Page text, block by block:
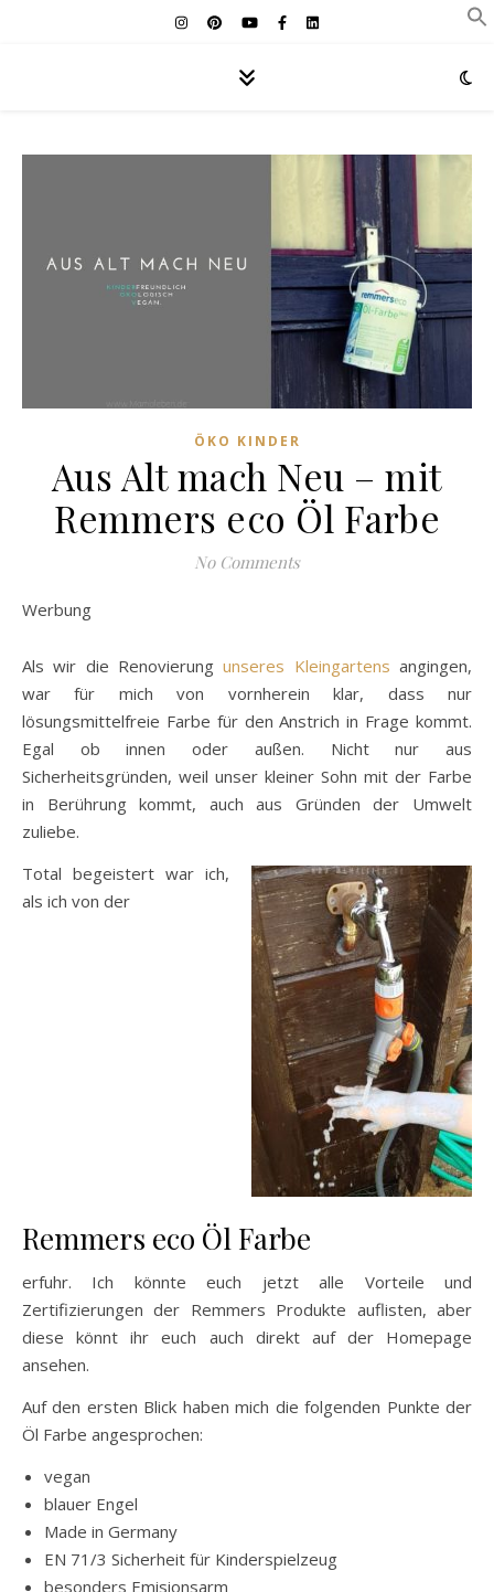
ÖKO KINDER
Aus Alt mach Neu – mit
Remmers eco Öl Farbe
No Comments
Werbung
Als wir die Renovierungunseres Kleingartens angingen,
war für mich von vornherein klar, dass nur
lösungsmittelfreie Farbe für den Anstrich in Frage kommt.
Egal ob innen oder außen. Nicht nur aus
Sicherheitsgründen, weil unser kleiner Sohn mit der Farbe
in Berührung kommt, auch aus Gründen der Umwelt
zuliebe.
Total begeistert war ich,
als ich von der
Remmers eco Öl Farbe
erfuhr. Ich könnte euch jetzt alle Vorteile und
Zertifizierungen der Remmers Produkte auflisten, aber
diese könnt ihr euch auch direkt auf der Homepage
ansehen.
Auf den ersten Blick haben mich die folgenden Punkte der
Öl Farbe angesprochen:
vegan
blauer Engel
Made in Germany
EN 71/3 Sicherheit für Kinderspielzeug
besonders Emisionsarm